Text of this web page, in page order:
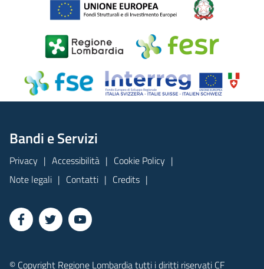
Bandi e Servizi
Privacy Accessibilità
Cookie Policy
Note legali
Contatti Credits
© Copyright Regione Lombardia tutti i diritti riservati CF